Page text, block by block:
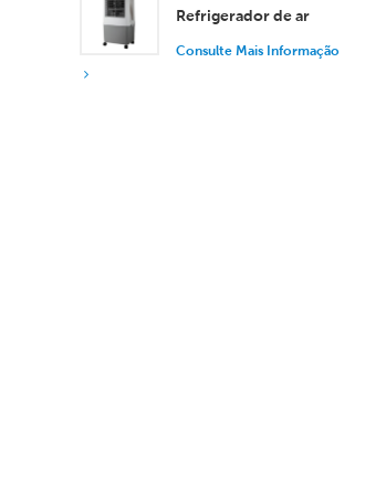
Refrigerador de ar
industrial portátil 50L
Consulte Mais Informação